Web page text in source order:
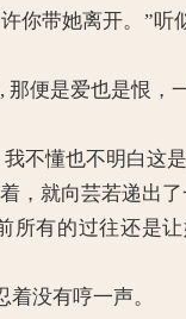
带她离开。”听
便是爱也是恨，
懂也不明白这
，就向芸若递出了
有的过往还是让
没有哼一声。